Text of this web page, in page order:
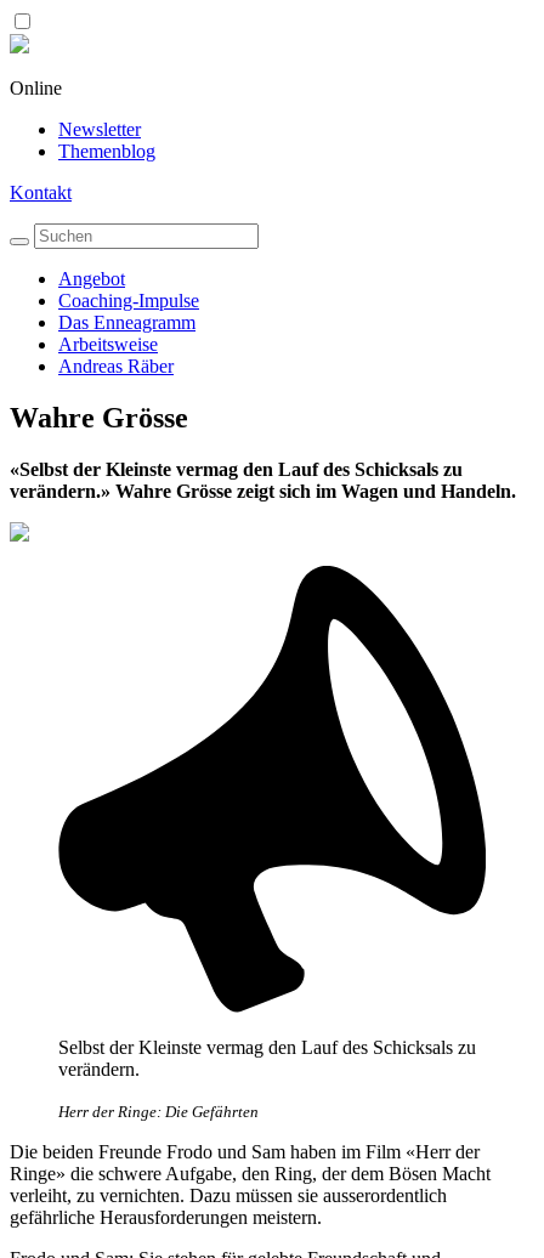
Online
Newsletter
Themenblog
Kontakt
Angebot
Coaching-Impulse
Das Enneagramm
Arbeitsweise
Andreas Räber
Wahre Grösse
«Selbst der Kleinste vermag den Lauf des Schicksals zu
verändern.» Wahre Grösse zeigt sich im Wagen und Handeln.
Selbst der Kleinste vermag den Lauf des Schicksals zu
verändern.
Herr der Ringe: Die Gefährten
Die beiden Freunde Frodo und Sam haben im Film «Herr der
Ringe» die schwere Aufgabe, den Ring, der dem Bösen Macht
verleiht, zu vernichten. Dazu müssen sie ausserordentlich
gefährliche Herausforderungen meistern.